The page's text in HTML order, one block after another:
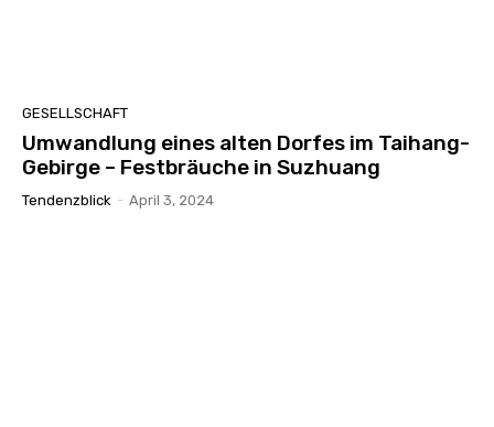
GESELLSCHAFT
Umwandlung eines alten Dorfes im Taihang-
Gebirge – Festbräuche in Suzhuang
Tendenzblick - April 3, 2024